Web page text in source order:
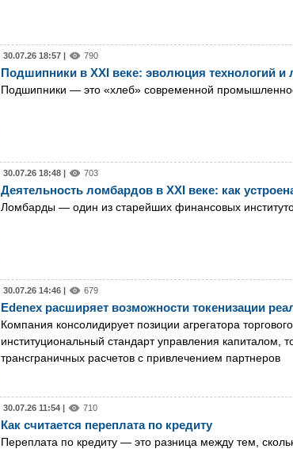
30.07.26 18:57 | 790
Подшипники в XXI веке: эволюция технологий
Подшипники — это «хлеб» современной
30.07.26 18:48 | 703
Деятельность ломбардов в XXI веке: как
Ломбарды — один из старейших финансовых
30.07.26 14:46 | 679
Edenex расширяет возможности токенизации
Компания консолидирует позиции агрегатора
институциональный стандарт управления капиталом,
трансграничных расчетов с привлечением партнеров
30.07.26 11:54 | 710
Как считается переплата по кредиту
Переплата по кредиту — это разница между тем,